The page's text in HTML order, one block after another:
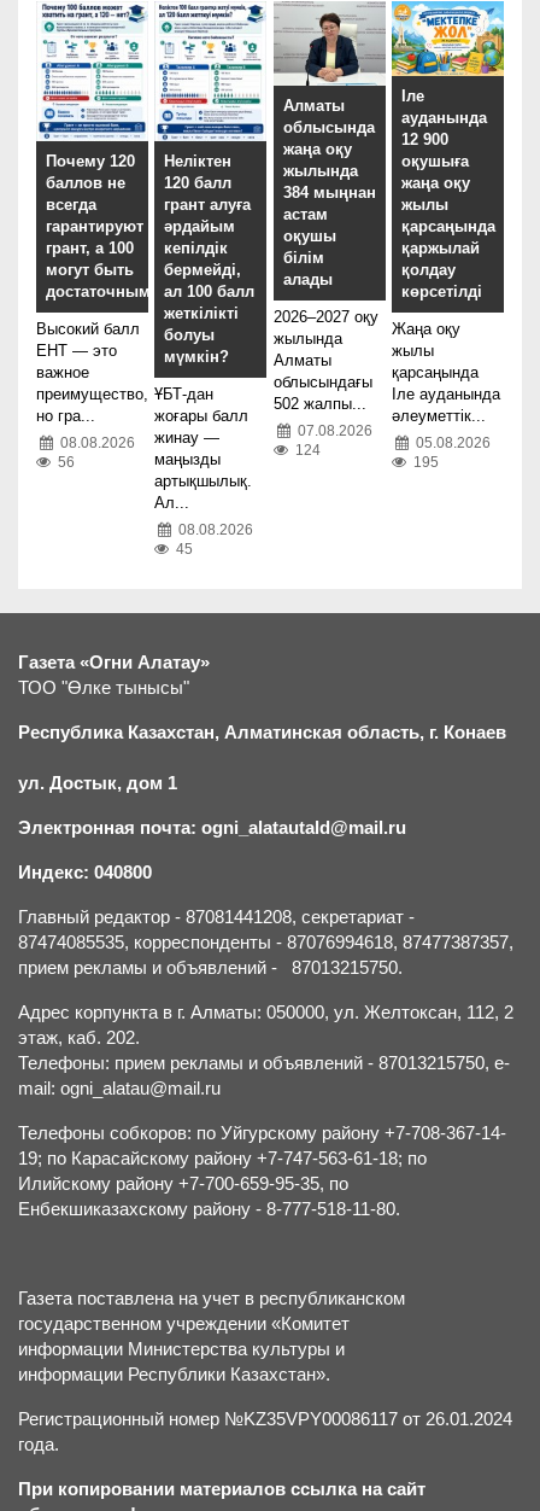
Почему 120
баллов не
всегда
гарантируют
грант, а 100
могут быть
достаточными?
Высокий балл
ЕНТ — это
важное
преимущество,
но гра...
08.08.2026
56
Неліктен
120 балл
грант алуға
әрдайым
кепілдік
бермейді,
ал 100 балл
жеткілікті
болуы
мүмкін?
ҰБТ-дан
жоғары балл
жинау —
маңызды
артықшылық.
Ал...
08.08.2026
45
Алматы
облысында
жаңа оқу
жылында
384 мыңнан
астам
оқушы
білім
алады
2026–2027 оқу
жылында
Алматы
облысындағы
502 жалпы...
07.08.2026
124
Іле
ауданында
12 900
оқушыға
жаңа оқу
жылы
қарсаңында
қаржылай
қолдау
көрсетілді
Жаңа оқу
жылы
қарсаңында
Іле ауданында
әлеуметтік...
05.08.2026
195
Газета «Огни Алатау»
ТОО "Өлке тынысы"
Республика Казахстан, Алматинская область, г. Конаев
ул. Достык, дом 1
Электронная почта: ogni_alatautald@mail.ru
Индекс: 040800
Главный редактор - 87081441208, секретариат -
87474085535, корреспонденты - 87076994618, 87477387357,
прием рекламы и объявлений - 87013215750.
Адрес корпункта в г. Алматы: 050000, ул. Желтоксан, 112, 2
этаж, каб. 202.
Телефоны: прием рекламы и объявлений - 87013215750, e-
mail: ogni_alatau@mail.ru
Телефоны собкоров: по Уйгурскому району +7-708-367-14-
19; по Карасайскому району +7-747-563-61-18; по
Илийскому району +7-700-659-95-35, по
Енбекшиказахскому району - 8-777-518-11-80.
Газета поставлена на учет в республиканском
государственном учреждении «Комитет
информации Министерства культуры и
информации Республики Казахстан».
Регистрационный номер №KZ35VPY00086117 от 26.01.2024
года.
При копировании материалов ссылка на сайт